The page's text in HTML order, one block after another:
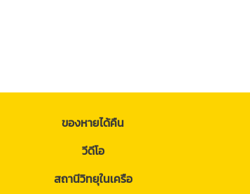
ของหายได้คืน
วีดีโอ
สถานีวิทยุในเครือ